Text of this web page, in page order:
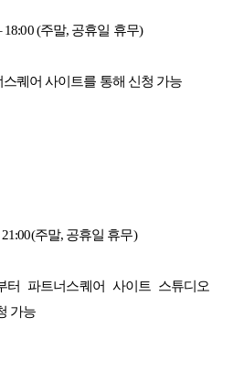
18:00 (주말, 공휴일 휴무)
스퀘어 사이트를 통해 신청 가능
주말, 공휴일 휴무)
터 파트너스퀘어 사이트 스튜디오
가능